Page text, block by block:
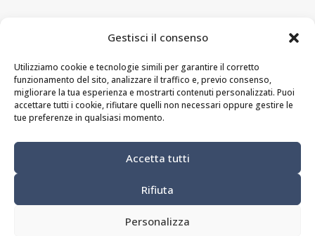
Gestisci il consenso
Utilizziamo cookie e tecnologie simili per garantire il corretto
funzionamento del sito, analizzare il traffico e, previo consenso,
migliorare la tua esperienza e mostrarti contenuti personalizzati. Puoi
accettare tutti i cookie, rifiutare quelli non necessari oppure gestire le
tue preferenze in qualsiasi momento.
Accetta tutti
Rifiuta
Personalizza
Ambra s.r.l. - P.IVA 11601460014 - PEC
ristorantesolferino@legalmail.it
Privacy Policy-Cookie Policy-Termini e
condizioni
MODIFICA PREFERENZE DEI COOKIE